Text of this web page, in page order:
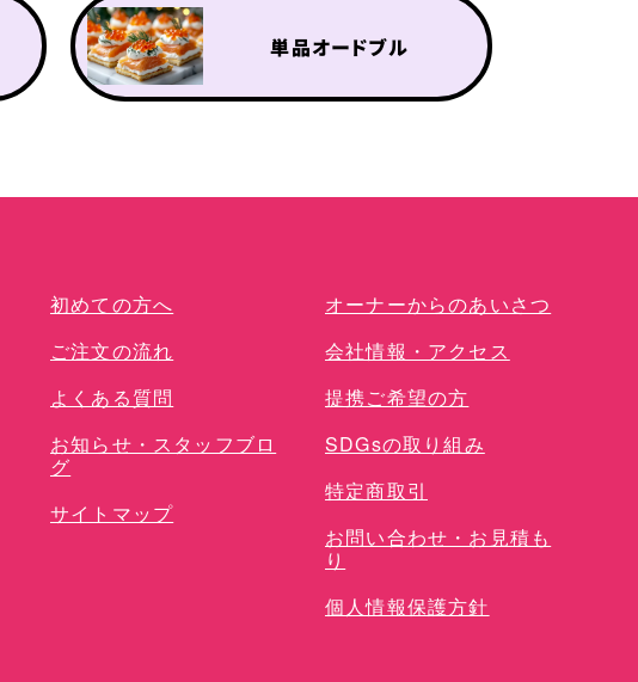
単品オードブル
単品オプション
初めての方へ
ご注文の流れ
よくある質問
お知らせ・スタッフブロ
グ
サイトマップ
オーナーからのあいさつ
会社情報・アクセス
提携ご希望の方
SDGsの取り組み
特定商取引
お問い合わせ・お見積も
り
個人情報保護方針